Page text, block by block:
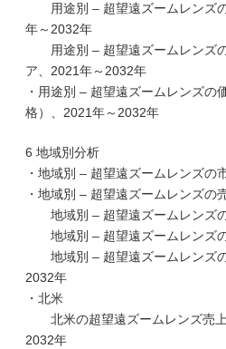
用途別 – 超望遠ズームレンズ
年～2032年
用途別 – 超望遠ズームレンズの
ア、2021年～2032年
・用途別 – 超望遠ズームレンズの
格）、2021年～2032年
6 地域別分析
・地域別 – 超望遠ズームレンズの
・地域別 – 超望遠ズームレンズの
地域別 – 超望遠ズームレンズ
地域別 – 超望遠ズームレンズ
地域別 – 超望遠ズームレンズ
2032年
・北米
北米の超望遠ズームレンズ売上
2032年